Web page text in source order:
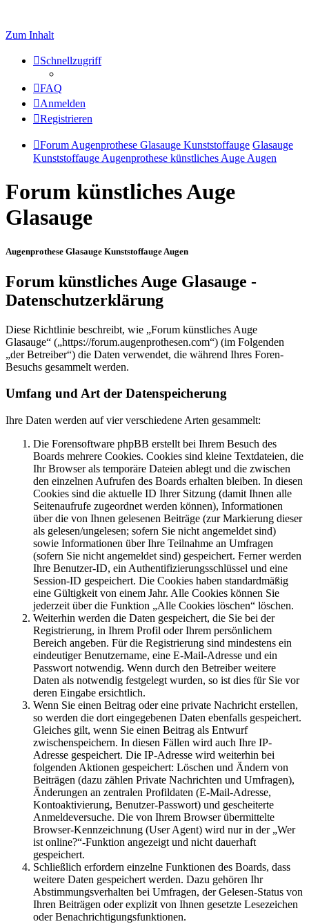
Zum Inhalt
Schnellzugriff
FAQ
Anmelden
Registrieren
Forum Augenprothese Glasauge Kunststoffauge Glasauge
Kunststoffauge Augenprothese künstliches Auge Augen
Forum künstliches Auge
Glasauge
Augenprothese Glasauge Kunststoffauge Augen
Forum künstliches Auge Glasauge -
Datenschutzerklärung
Diese Richtlinie beschreibt, wie „Forum künstliches Auge
Glasauge“ („https://forum.augenprothesen.com“) (im Folgenden
„der Betreiber“) die Daten verwendet, die während Ihres Foren-
Besuchs gesammelt werden.
Umfang und Art der Datenspeicherung
Ihre Daten werden auf vier verschiedene Arten gesammelt:
Die Forensoftware phpBB erstellt bei Ihrem Besuch des
Boards mehrere Cookies. Cookies sind kleine Textdateien, die
Ihr Browser als temporäre Dateien ablegt und die zwischen
den einzelnen Aufrufen des Boards erhalten bleiben. In diesen
Cookies sind die aktuelle ID Ihrer Sitzung (damit Ihnen alle
Seitenaufrufe zugeordnet werden können), Informationen
über die von Ihnen gelesenen Beiträge (zur Markierung dieser
als gelesen/ungelesen; sofern Sie nicht angemeldet sind)
sowie Informationen über Ihre Teilnahme an Umfragen
(sofern Sie nicht angemeldet sind) gespeichert. Ferner werden
Ihre Benutzer-ID, ein Authentifizierungsschlüssel und eine
Session-ID gespeichert. Die Cookies haben standardmäßig
eine Gültigkeit von einem Jahr. Alle Cookies können Sie
jederzeit über die Funktion „Alle Cookies löschen“ löschen.
Weiterhin werden die Daten gespeichert, die Sie bei der
Registrierung, in Ihrem Profil oder Ihrem persönlichem
Bereich angeben. Für die Registrierung sind mindestens ein
eindeutiger Benutzername, eine E-Mail-Adresse und ein
Passwort notwendig. Wenn durch den Betreiber weitere
Daten als notwendig festgelegt wurden, so ist dies für Sie vor
deren Eingabe ersichtlich.
Wenn Sie einen Beitrag oder eine private Nachricht erstellen,
so werden die dort eingegebenen Daten ebenfalls gespeichert.
Gleiches gilt, wenn Sie einen Beitrag als Entwurf
zwischenspeichern. In diesen Fällen wird auch Ihre IP-
Adresse gespeichert. Die IP-Adresse wird weiterhin bei
folgenden Aktionen gespeichert: Löschen und Ändern von
Beiträgen (dazu zählen Private Nachrichten und Umfragen),
Änderungen an zentralen Profildaten (E-Mail-Adresse,
Kontoaktivierung, Benutzer-Passwort) und gescheiterte
Anmeldeversuche. Die von Ihrem Browser übermittelte
Browser-Kennzeichnung (User Agent) wird nur in der „Wer
ist online?“-Funktion angezeigt und nicht dauerhaft
gespeichert.
Schließlich erfordern einzelne Funktionen des Boards, dass
weitere Daten gespeichert werden. Dazu gehören Ihr
Abstimmungsverhalten bei Umfragen, der Gelesen-Status von
Ihren Beiträgen oder explizit von Ihnen gesetzte Lesezeichen
oder Benachrichtigungsfunktionen.